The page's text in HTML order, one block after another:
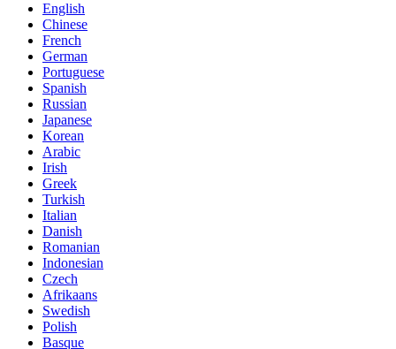
English
Chinese
French
German
Portuguese
Spanish
Russian
Japanese
Korean
Arabic
Irish
Greek
Turkish
Italian
Danish
Romanian
Indonesian
Czech
Afrikaans
Swedish
Polish
Basque